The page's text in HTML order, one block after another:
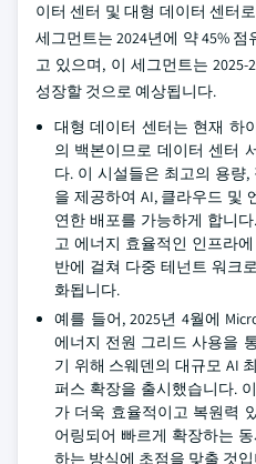
이터 센터 및 대형 데이터 센터
세그먼트는 2024년에 약 45%
고 있으며, 이 세그먼트는 2025-
성장할 것으로 예상됩니다.
대형 데이터 센터는 현재 하
의 백본이므로 데이터 센터
다. 이 시설들은 최고의 용량
을 제공하여 AI, 클라우드 및
연한 배포를 가능하게 합니
고 에너지 효율적인 인프라
반에 걸쳐 다중 테넌트 워크
화됩니다.
예를 들어, 2025년 4월에
에너지 전원 그리드 사용을
기 위해 스웨덴의 대규모 AI
퍼스 확장을 출시했습니다.
가 더욱 효율적이고 복원력
어링되어 빠르게 확장하는
하는 방식에 초점을 맞출 것